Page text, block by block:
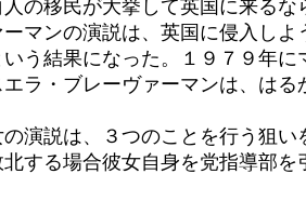
移民が大挙して英国に来るな
マンの演説は、英国に侵入し
う結果になった。１９７９年
ラ・ブレーヴァーマンは、は
説は、３つのことを行う狙い
する場合彼女自身を党指導部